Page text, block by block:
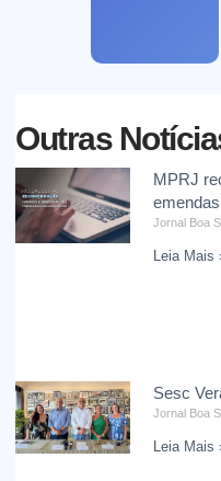
Outras
MPRJ
Jornal Boa
Leia Mais
Sesc
Jornal Boa
Leia Mais